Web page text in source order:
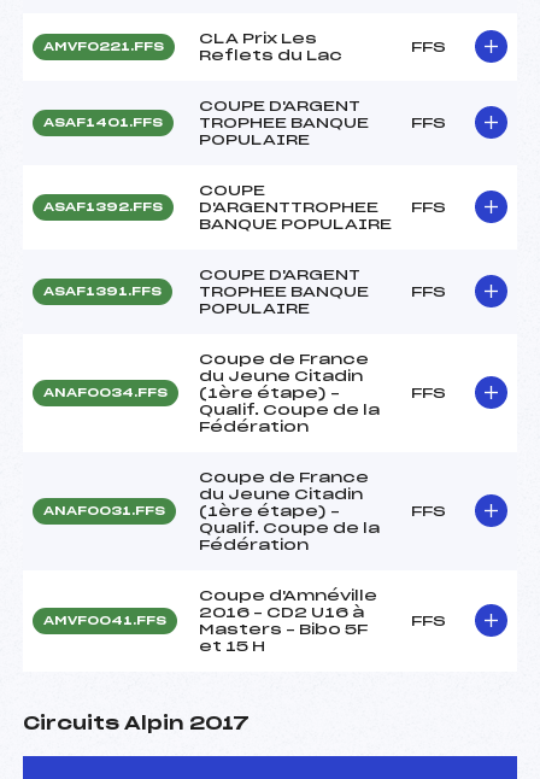
AMVF0221.FFS
CLA Prix Les
Reflets du Lac
FFS
ASAF1401.FFS
COUPE D'ARGENT
TROPHEE BANQUE
POPULAIRE
FFS
ASAF1392.FFS
COUPE
D'ARGENTTROPHEE
BANQUE POPULAIRE
FFS
ASAF1391.FFS
COUPE D'ARGENT
TROPHEE BANQUE
POPULAIRE
FFS
ANAF0034.FFS
Coupe de France
du Jeune Citadin
(1ère étape) –
Qualif. Coupe de la
Fédération
FFS
ANAF0031.FFS
Coupe de France
du Jeune Citadin
(1ère étape) –
Qualif. Coupe de la
Fédération
FFS
AMVF0041.FFS
Coupe d'Amnéville
2016 – CD2 U16 à
Masters – Bibo 5F
et 15 H
FFS
Circuits Alpin 2017